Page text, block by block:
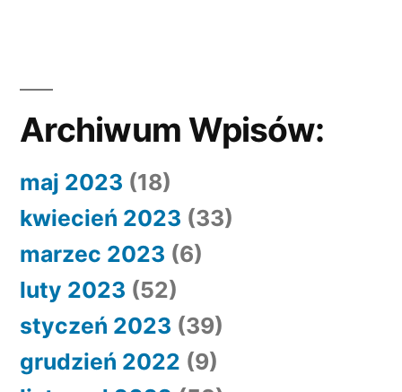
Archiwum Wpisów:
maj 2023 (18)
kwiecień 2023 (33)
marzec 2023 (6)
luty 2023 (52)
styczeń 2023 (39)
grudzień 2022 (9)